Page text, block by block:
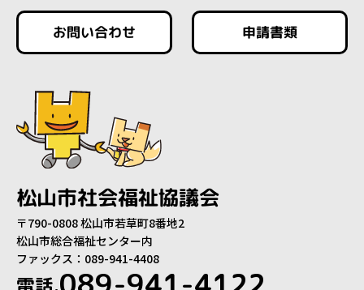
お問い合わせ 申請書類
松山市社会福祉協議会
〒790-0808 松山市若草町8番地2
松山市総合福祉センター内
ファックス：089-941-4408
電話.